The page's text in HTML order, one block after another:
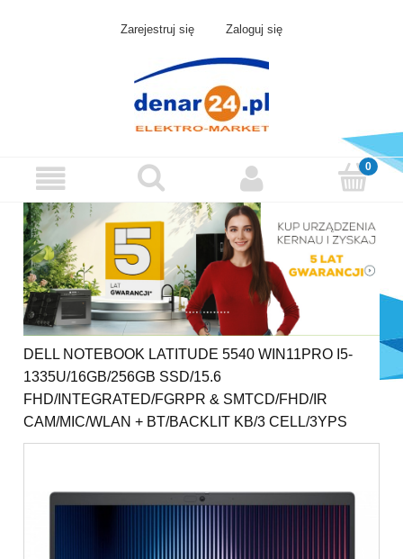
Zarejestruj się Zaloguj się
DELL NOTEBOOK LATITUDE 5540 WIN11PRO I5-
1335U/16GB/256GB SSD/15.6
FHD/INTEGRATED/FGRPR & SMTCD/FHD/IR
CAM/MIC/WLAN + BT/BACKLIT KB/3 CELL/3YPS